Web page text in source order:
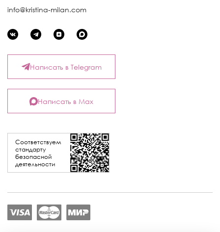
info@kristina-milan.com
Соответствуем
стандарту
безопасной
деятельности
Написать в Telegram
Написать в Max